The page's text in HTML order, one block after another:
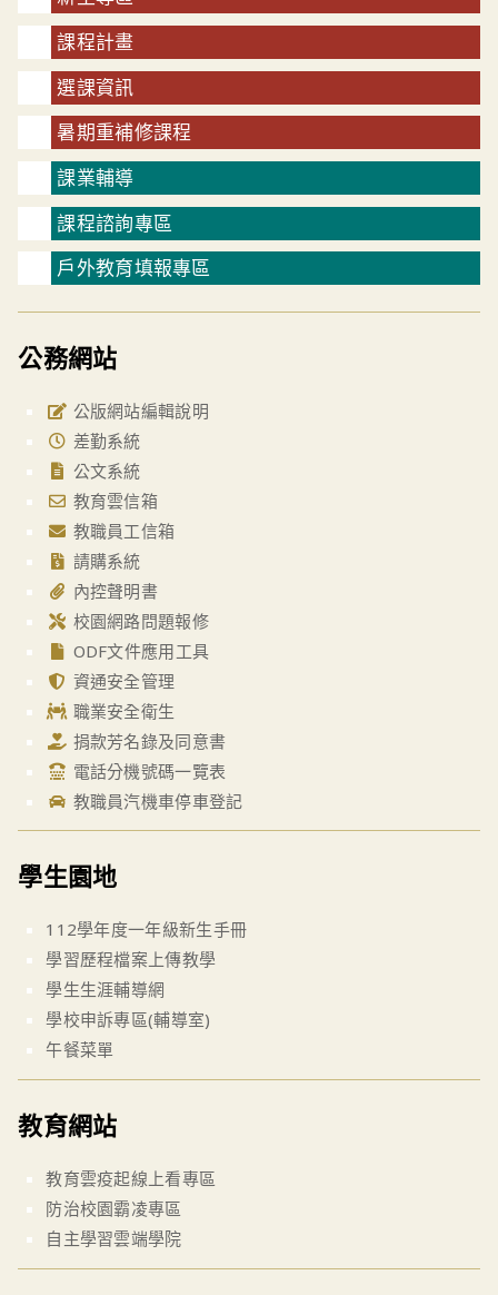
課程計畫
選課資訊
暑期重補修課程
課業輔導
課程諮詢專區
戶外教育填報專區
公務網站
公版網站編輯說明
差勤系統
公文系統
教育雲信箱
教職員工信箱
請購系統
內控聲明書
校園網路問題報修
ODF文件應用工具
資通安全管理
職業安全衛生
捐款芳名錄及同意書
電話分機號碼一覽表
教職員汽機車停車登記
學生園地
112學年度一年級新生手冊
學習歷程檔案上傳教學
學生生涯輔導網
學校申訴專區(輔導室)
午餐菜單
教育網站
教育雲疫起線上看專區
防治校園霸凌專區
自主學習雲端學院